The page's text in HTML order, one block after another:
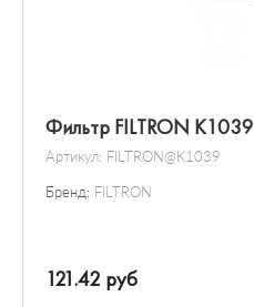
Фильтр FILTRON K1039
Артикул: FILTRON@K1039
Бренд: FILTRON
121.42 руб